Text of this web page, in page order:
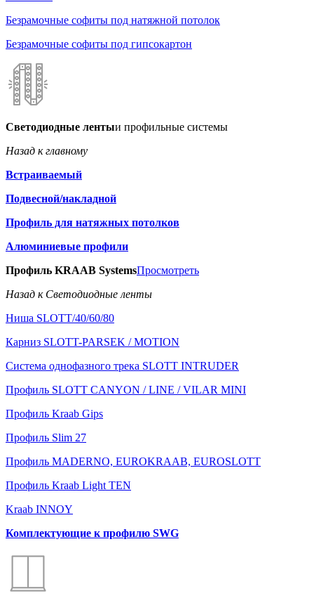
Безрамочные софиты под натяжной потолок
Безрамочные софиты под гипсокартон
Светодиодные лентыи профильные системы
Назад к главному
Встраиваемый
Подвесной/накладной
Профиль для натяжных потолков
Алюминиевые профили
Профиль KRAAB SystemsПросмотреть
Назад к Светодиодные ленты
Ниша SLOTT/40/60/80
Карниз SLOTT-PARSEK / MOTION
Система однофазного трека SLOTT INTRUDER
Профиль SLOTT CANYON / LINE / VILAR MINI
Профиль Kraab Gips
Профиль Slim 27
Профиль MADERNO, EUROKRAAB, EUROSLOTT
Профиль Kraab Light TEN
Kraab INNOY
Комплектующие к профилю SWG